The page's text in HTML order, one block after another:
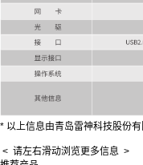
* 以上信息由青岛雷神科技股份
< 请左右滑动浏览更多信息 >